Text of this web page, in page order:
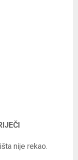
nije rekao.